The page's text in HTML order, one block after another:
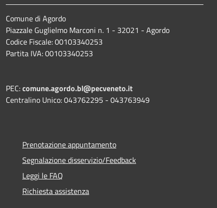
Comune di Agordo
Piazzale Guglielmo Marconi n. 1 - 32021 - Agordo
Codice Fiscale: 00103340253
Partita IVA: 00103340253
PEC:comune.agordo.bl@pecveneto.it
Centralino Unico: 043762295 - 043763949
Prenotazione appuntamento
Segnalazione disservizio/Feedback
Leggi le FAQ
Richiesta assistenza